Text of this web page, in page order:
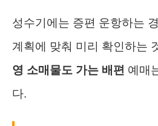
성수기에는 증편 운항하는
계획에 맞춰 미리 확인하는
영 소매물도 가는 배편 예매
다.